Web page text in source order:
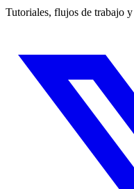
Tutoriales, flujos de trabajo